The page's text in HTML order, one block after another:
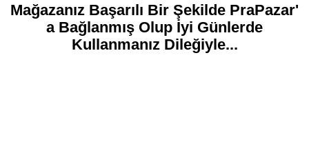
Mağazanız Başarılı Bir Şekilde PraPazar'
a Bağlanmış Olup İyi Günlerde
Kullanmanız Dileğiyle...